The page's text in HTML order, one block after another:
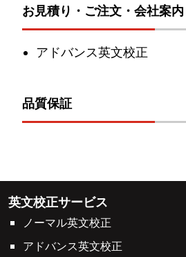
お見積り・ご注文・会社案内
アドバンス英文校正
品質保証
英文校正サービス
ノーマル英文校正
アドバンス英文校正